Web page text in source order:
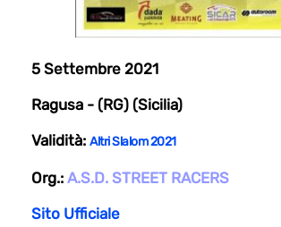
5 Settembre 2021
Ragusa - (RG) (Sicilia)
Validità: Altri Slalom 2021
Org.: A.S.D. STREET RACERS
Sito Ufficiale